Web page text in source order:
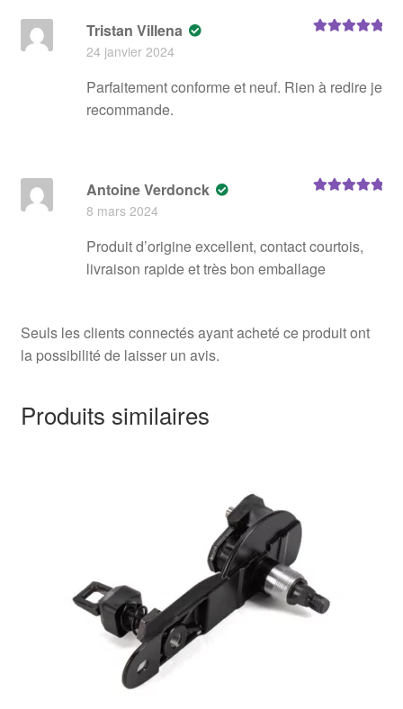
Tristan Villena
24 janvier 2024
Parfaitement conforme et neuf. Rien à redire je
recommande.
Antoine Verdonck
8 mars 2024
Produit d’origine excellent, contact courtois,
livraison rapide et très bon emballage
Seuls les clients connectés ayant acheté ce produit ont
la possibilité de laisser un avis.
Produits similaires